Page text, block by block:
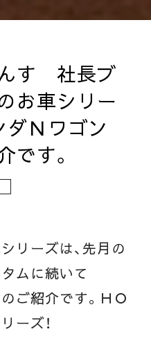
す 社長ブ
お車シリー
ダＮワゴン
です。
リーズは、先月の
ムに続いて
ご紹介です。ＨＯ
ーズ！